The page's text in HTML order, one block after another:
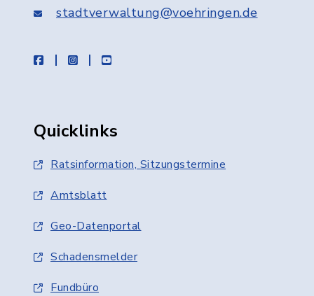
stadtverwaltung@voehringen.de
facebookinstagramyoutube
Quicklinks
Ratsinformation, Sitzungstermine
Amtsblatt
Geo-Datenportal
Schadensmelder
Fundbüro